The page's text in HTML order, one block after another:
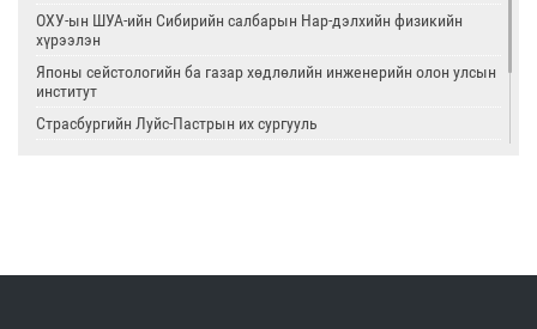
ОХУ-ын ШУА-ийн Сибирийн салбарын Нар-дэлхийн физикийн
хүрээлэн
Японы сейстологийн ба газар хөдлөлийн инженерийн олон улсын
институт
Страсбургийн Луйс-Пастрын их сургууль